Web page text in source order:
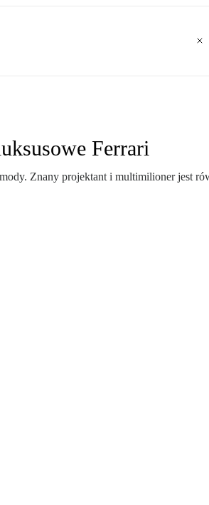
Ferrari
Znany projektant i multimilioner jest